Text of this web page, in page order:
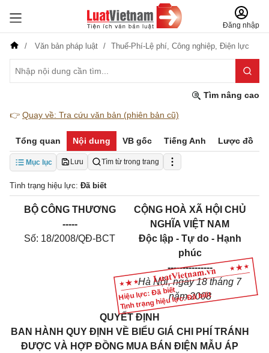
Đăng nhập
Văn bản pháp luật Thuế-Phí-Lệ phí, Công nghiệp, Điện lực
Tìm nâng cao
👉 Quay về: Tra cứu văn bản (phiên bản cũ)
Tổng quan Nội dung VB gốc Tiếng Anh Lược đồ
Mục lục Lưu Tìm từ trong trang
Tình trạng hiệu lực: Đã biết
Hiệu lực: Đã biết
Tình trạng hiệu lực: Đã biết
BỘ CÔNG THƯƠNG
-----
Số: 18/2008/QĐ-BCT
CỘNG HOÀ XÃ HỘI CHỦ
NGHĨA VIỆT NAM
Độc lập - Tự do - Hạnh
phúc
---------------
Hà Nội, ngày18tháng 7
năm 2008
QUYẾT ĐỊNH
BAN HÀNH QUY ĐỊNH VỀ BIỂU GIÁ CHI PHÍ TRÁNH
ĐƯỢC VÀ HỢP ĐỒNG MUA BÁN ĐIỆN MẪU ÁP